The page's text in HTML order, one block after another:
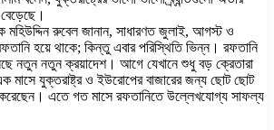
মহিউদ্দিন রুবেল জানান, সাধারণত জুলাই, আগস্ট ও
হয়ে থাকে; কিন্তু এবার পরিস্থিতি ভিন্ন। রফতানি
নতুন নতুন ক্রয়াদেশ। আগে যেখানে শুধু বড় ক্রেতারা
মাসে যুক্তরাষ্ট্র ও ইউরোপের বাজারের জন্য ছোট ছোট
করেছেন। এতে গত মাসে রফতানিতে উল্লেখযোগ্য সাফল্য